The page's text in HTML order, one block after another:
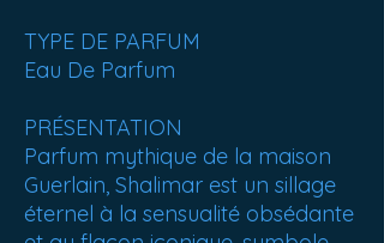
TYPE DE PARFUM
Eau De Parfum
PRÉSENTATION
Parfum mythique de la maison
Guerlain, Shalimar est un sillage
éternel à la sensualité obsédante